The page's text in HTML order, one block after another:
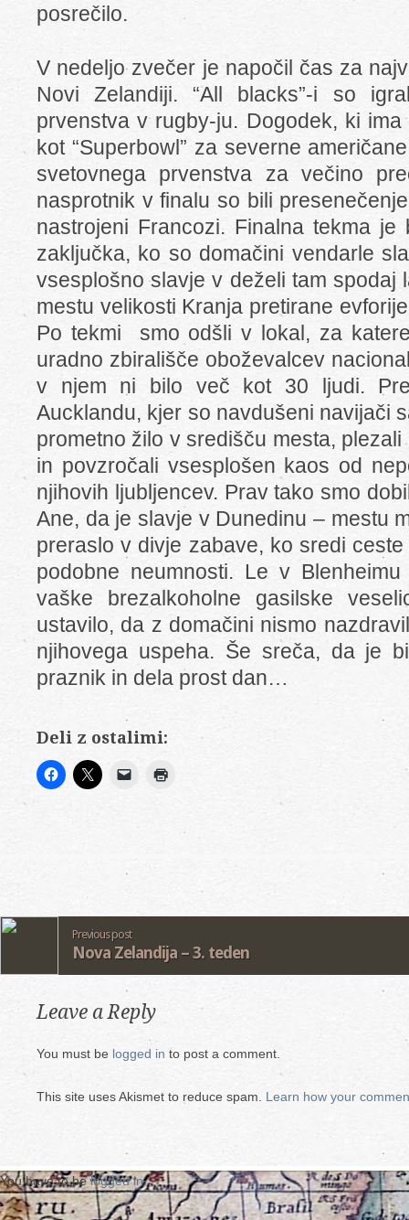
posrečilo.
V nedeljo zvečer je napočil čas za
Novi Zelandiji. “All blacks”-i so
prvenstva v rugby-ju. Dogodek, ki
kot “Superbowl” za severne
svetovnega prvenstva za večino
nasprotnik v finalu so bili
nastrojeni Francozi. Finalna tekma
zaključka, ko so domačini vendarle
vsesplošno slavje v deželi tam spodaj
mestu velikosti Kranja pretirane
Po tekmi smo odšli v lokal, za
uradno zbirališče oboževalcev
v njem ni bilo več kot 30 ljudi.
Aucklandu, kjer so navdušeni navijači
prometno žilo v središču mesta,
in povzročali vsesplošen kaos od
njihovih ljubljencev. Prav tako smo
Ane, da je slavje v Dunedinu – mestu
preraslo v divje zabave, ko sredi
podobne neumnosti. Le v
vaške brezalkoholne gasilske
ustavilo, da z domačini nismo
njihovega uspeha. Še sreča, da je
praznik in dela prost dan…
Deli z ostalimi:
Previous post
Nova Zelandija – 3. teden
Leave a Reply
You must be logged in to post a comment.
This site uses Akismet to reduce spam. Learn how your
You have to belogged in.